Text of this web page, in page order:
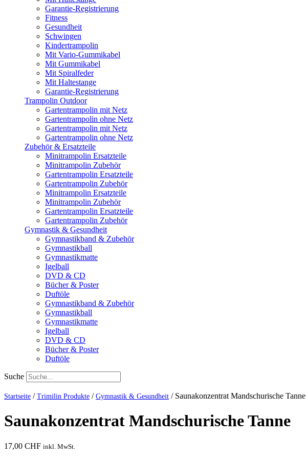
Garantie-Registrierung
Fitness
Gesundheit
Schwingen
Kindertrampolin
Mit Vario-Gummikabel
Mit Gummikabel
Mit Spiralfeder
Mit Haltestange
Garantie-Registrierung
Trampolin Outdoor
Gartentrampolin mit Netz
Gartentrampolin ohne Netz
Gartentrampolin mit Netz
Gartentrampolin ohne Netz
Zubehör & Ersatzteile
Minitrampolin Ersatzteile
Minitrampolin Zubehör
Gartentrampolin Ersatzteile
Gartentrampolin Zubehör
Minitrampolin Ersatzteile
Minitrampolin Zubehör
Gartentrampolin Ersatzteile
Gartentrampolin Zubehör
Gymnastik & Gesundheit
Gymnastikband & Zubehör
Gymnastikball
Gymnastikmatte
Igelball
DVD & CD
Bücher & Poster
Duftöle
Gymnastikband & Zubehör
Gymnastikball
Gymnastikmatte
Igelball
DVD & CD
Bücher & Poster
Duftöle
Suche
Startseite / Trimilin Produkte / Gymnastik & Gesundheit / Saunakonzentrat Mandschurische Tanne
Saunakonzentrat Mandschurische Tanne
17,00 CHF inkl. MwSt.